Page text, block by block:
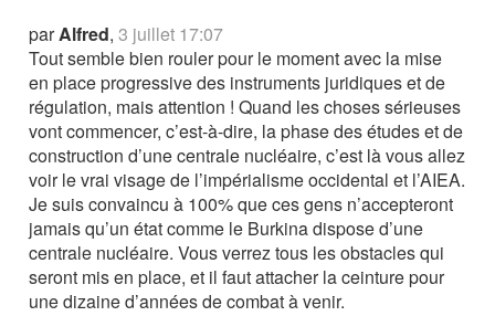
parAlfred,3 juillet 17:07
Tout semble bien rouler pour le moment avec la mise
en place progressive des instruments juridiques et de
régulation, mais attention ! Quand les choses sérieuses
vont commencer, c’est-à-dire, la phase des études et de
construction d’une centrale nucléaire, c’est là vous allez
voir le vrai visage de l’impérialisme occidental et l’AIEA.
Je suis convaincu à 100% que ces gens n’accepteront
jamais qu’un état comme le Burkina dispose d’une
centrale nucléaire. Vous verrez tous les obstacles qui
seront mis en place, et il faut attacher la ceinture pour
une dizaine d’années de combat à venir.